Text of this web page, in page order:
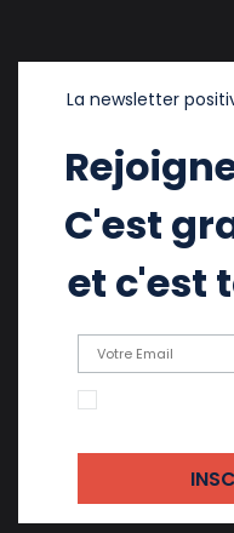
La newsletter
C'est
et c'est